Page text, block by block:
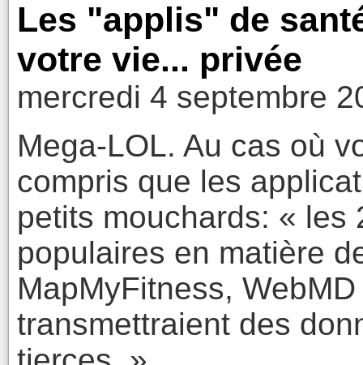
Les "applis" de
votre vie... privée
mercredi 4 septembre
Mega-LOL. Au cas où
compris que les
petits mouchards: « les
populaires en matière
MapMyFitness,
transmettraient des